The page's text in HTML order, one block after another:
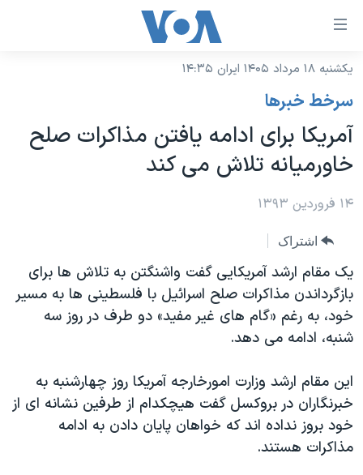
لینکهای
دسترسی
جهش
به
محتوای
اصلی
به
اصلی
جهش
به
جستجو
نسخه سبک وب‌سایت
موضوع ها
ایران
آمریکا
جهان
گزیده‌ها
ویژه برنامه‌ها
ویدیوها
فرهنگ و زندگی
حقوق شهروندی
اقتصادی
برنامه های تلویزیونی
جدول برنامه ها
صفحه‌های ویژه
عملیات خشم حماسی
۲۵۰سالگی آمریکا
بایگانی برنامه‌های تلویزیونی
مستندها
انتخابات ریاست جمهوری آمریکا ۲۰۲۴
حمله جمهوری اسلامی به اسرائیل
فرکانس‌های صدای آمریکا
پخش رادیویی
یادگیری زبان انگلیسی
دنبال کنید
یکشنبه ۱۸ مرداد ۱۴۰۵ ایران ۱۴:۳۵
سرخط خبرها
آمریکا برای ادامه یافتن مذاکرات صلح
خاورمیانه تلاش می کند
۱۴ فروردین ۱۳۹۳
اشتراک
یک مقام ارشد آمریکایی گفت واشنگتن به تلاش ها برای
بازگرداندن مذاکرات صلح اسرائیل با فلسطینی ها به مسیر
خود، به رغم «گام های غیر مفید» دو طرف در روز سه
شنبه، ادامه می دهد.
این مقام ارشد وزارت امورخارجه آمریکا روز چهارشنبه به
خبرنگاران در بروکسل گفت هیچکدام از طرفین نشانه ای از
خود بروز نداده اند که خواهان پایان دادن به ادامه
مذاکرات هستند.